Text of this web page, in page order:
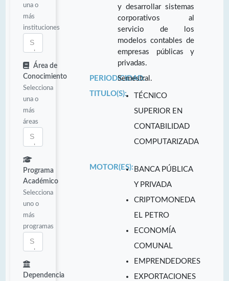
una o
más
instituciones
Área de
Conocimiento
Selecciona
una o
más
áreas
Programa
Académico
Selecciona
uno o
más
programas
Dependencia
y desarrollar sistemas
corporativos al
servicio de los
modelos contables de
empresas públicas y
privadas.
PERIODICIDAD:
Semestral.
TITULO(S):
TÉCNICO
SUPERIOR EN
CONTABILIDAD
COMPUTARIZADA
MOTOR(ES): BANCA PÚBLICA
Y PRIVADA
CRIPTOMONEDA
EL PETRO
ECONOMÍA
COMUNAL
EMPRENDEDORES
EXPORTACIONES